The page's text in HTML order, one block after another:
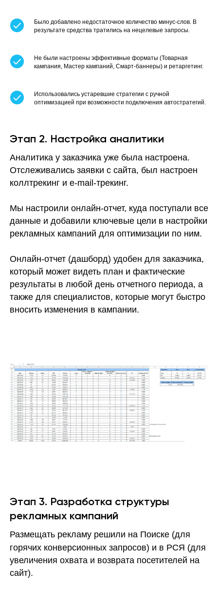
Было добавлено недостаточное количество минус-слов. В
результате средства тратились на нецелевые запросы.
Не были настроены эффективные форматы (Товарная
кампания, Мастер кампаний, Смарт-баннеры) и ретаргетинг.
Использовались устаревшие стратегии с ручной
оптимизацией при возможности подключения автостратегий.
Этап 2. Настройка аналитики
Аналитика у заказчика уже была настроена.
Отслеживались заявки с сайта, был настроен
коллтрекинг и e-mail-трекинг.
Мы настроили онлайн-отчет, куда поступали все
данные и добавили ключевые цели в настройки
рекламных кампаний для оптимизации по ним.
Онлайн-отчет (дашборд) удобен для заказчика,
который может видеть план и фактические
результаты в любой день отчетного периода, а
также для специалистов, которые могут быстро
вносить изменения в кампании.
Этап 3. Разработка структуры
рекламных кампаний
Размещать рекламу решили на Поиске (для
горячих конверсионных запросов) и в РСЯ (для
увеличения охвата и возврата посетителей на
сайт).